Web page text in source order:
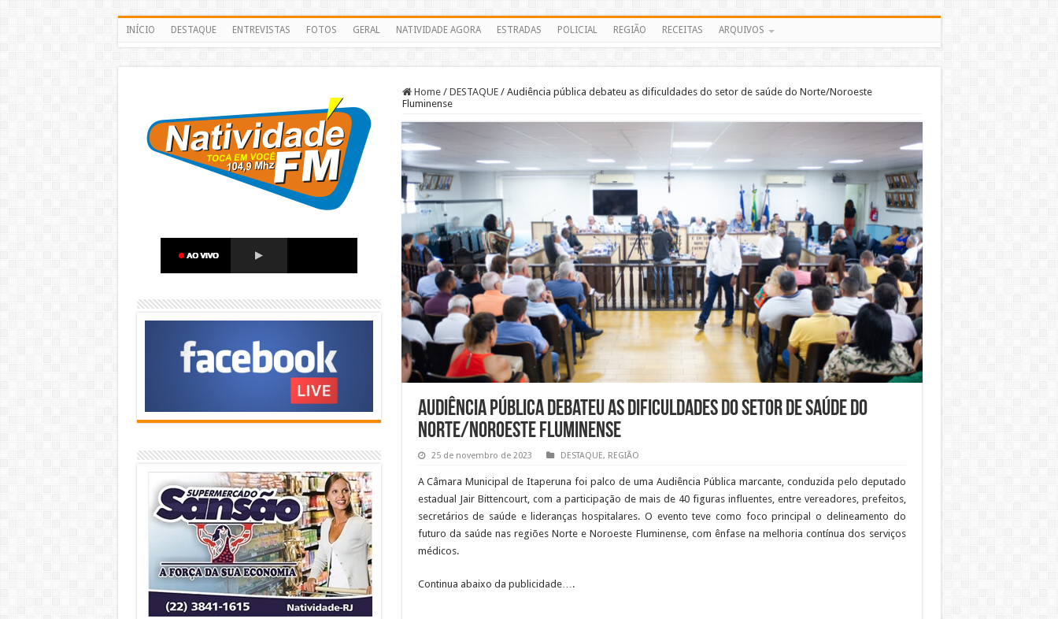
INÍCIO DESTAQUE ENTREVISTAS FOTOS GERAL NATIVIDADE AGORA ESTRADAS POLICIAL REGIÃO RECEITAS ARQUIVOS
Home / DESTAQUE / Audiência pública debateu as dificuldades do setor de saúde do Norte/Noroeste
Fluminense
Audiência pública debateu as dificuldades do setor de saúde do
Norte/Noroeste Fluminense
25 de novembro de 2023 DESTAQUE, REGIÃO
A Câmara Municipal de Itaperuna foi palco de uma Audiência Pública marcante, conduzida pelo deputado
estadual Jair Bittencourt, com a participação de mais de 40 figuras influentes, entre vereadores, prefeitos,
secretários de saúde e lideranças hospitalares. O evento teve como foco principal o delineamento do
futuro da saúde nas regiões Norte e Noroeste Fluminense, com ênfase na melhoria contínua dos serviços
médicos.
Continua abaixo da publicidade….